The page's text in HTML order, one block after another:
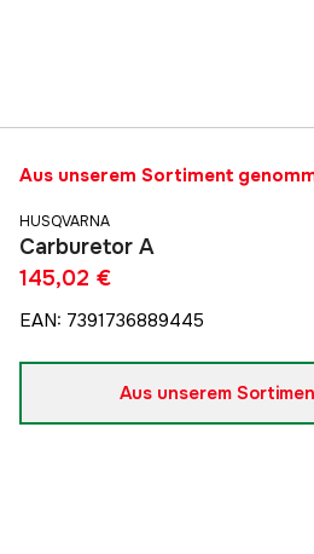
Aus unserem Sortiment
HUSQVARNA
Carburetor A
145,02 €
EAN: 7391736889445
Aus unserem